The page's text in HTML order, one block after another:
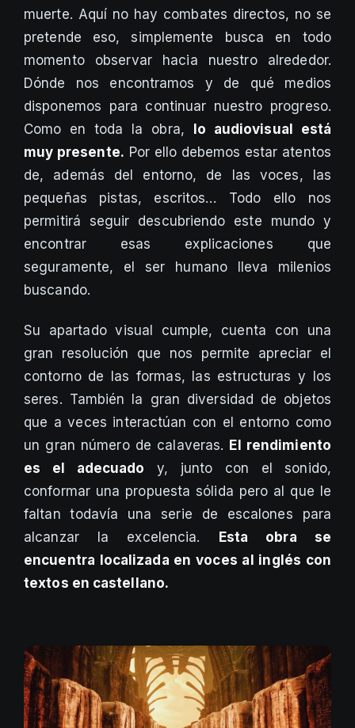
muerte. Aquí no hay combates directos, no se
pretende eso, simplemente busca en todo
momento observar hacia nuestro alrededor.
Dónde nos encontramos y de qué medios
disponemos para continuar nuestro progreso.
Como en toda la obra,
lo audiovisual está
muy presente. Por ello debemos estar atentos
de, además del entorno, de las voces, las
pequeñas pistas, escritos… Todo ello nos
permitirá seguir descubriendo este mundo y
encontrar esas explicaciones que
seguramente, el ser humano lleva milenios
buscando.
Su apartado visual cumple, cuenta con una
gran resolución que nos permite apreciar el
contorno de las formas, las estructuras y los
seres. También la gran diversidad de objetos
que a veces interactúan con el entorno como
un gran número de calaveras. El rendimiento
es el adecuado y, junto con el sonido,
conformar una propuesta sólida pero al que le
faltan todavía una serie de escalones para
alcanzar la excelencia.
Esta obra se
encuentra localizada en voces al inglés con
textos en castellano.